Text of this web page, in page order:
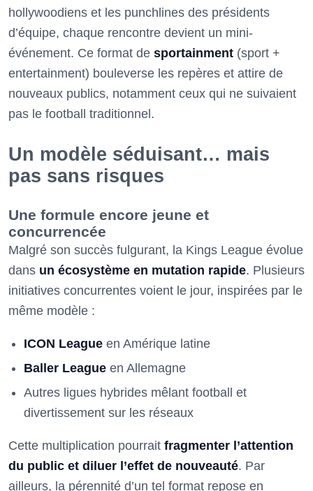
hollywoodiens et les punchlines des présidents
d’équipe, chaque rencontre devient un mini-
événement. Ce format de sportainment (sport +
entertainment) bouleverse les repères et attire de
nouveaux publics, notamment ceux qui ne suivaient
pas le football traditionnel.
Un modèle séduisant… mais
pas sans risques
Une formule encore jeune et
concurrencée
Malgré son succès fulgurant, la Kings League évolue
dans un écosystème en mutation rapide. Plusieurs
initiatives concurrentes voient le jour, inspirées par le
même modèle :
ICON League en Amérique latine
Baller League en Allemagne
Autres ligues hybrides mêlant football et
divertissement sur les réseaux
Cette multiplication pourrait fragmenter l’attention
du public et diluer l’effet de nouveauté. Par
ailleurs, la pérennité d’un tel format repose en